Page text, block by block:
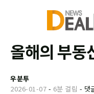
올해의 부동
우분투
2026-01-07 - 6분 걸림 - 댓